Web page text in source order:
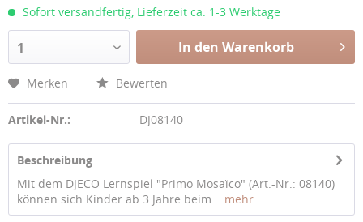
Sofort versandfertig, Lieferzeit ca. 1-3 Werktage
1 In den Warenkorb
Merken Bewerten
Artikel-Nr.: DJ08140
Beschreibung
Mit dem DJECO Lernspiel "Primo Mosaïco" (Art.-Nr.: 08140)
können sich Kinder ab 3 Jahre beim... mehr